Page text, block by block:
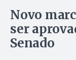
Novo
ser
Senado